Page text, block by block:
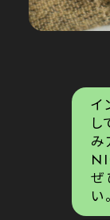
イ
し
み
ぜ
い。